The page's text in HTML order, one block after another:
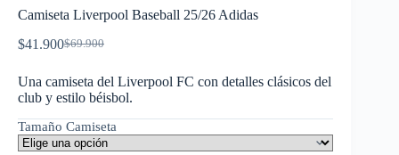
Camiseta Liverpool Baseball 25/26 Adidas
$69.900
El
original
era:
$41.900El
actual
es:
Una camiseta del Liverpool FC con detalles clásicos del
club y estilo béisbol.
Tamaño Camiseta